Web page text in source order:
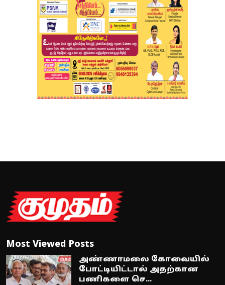
Most Viewed Posts
அண்ணாமலை கோவையில்
போட்டியிட்டால் அதற்கான
பணிகளை செ...